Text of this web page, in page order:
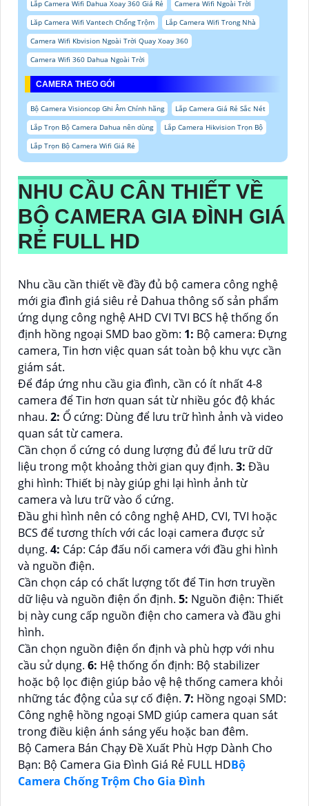
Lắp Camera Wifi Dahua Xoay 360 Giá Rẻ
Camera Wifi Ngoài Trời
Lăp Camera Wifi Vantech Chống Trộm
Lắp Camera Wifi Trong Nhà
Camera Wifi Kbvision Ngoài Trời Quay Xoay 360
Camera Wifi 360 Dahua Ngoài Trời
CAMERA THEO GÓI
Bộ Camera Visioncop Ghi Âm Chính hãng
Lắp Camera Giá Rẻ Sắc Nét
Lắp Trọn Bộ Camera Dahua nên dùng
Lắp Camera Hikvision Trọn Bộ
Lắp Trọn Bộ Camera Wifi Giá Rẻ
NHU CẦU CÂN THIẾT VỀ
BỘ CAMERA GIA ĐÌNH GIÁ
RẺ FULL HD
Nhu cầu cần thiết về đầy đủ bộ camera công nghệ
mới gia đình giá siêu rẻ Dahua thông số sản phẩm
ứng dụng công nghệ AHD CVI TVI BCS hệ thống ổn
định hồng ngoại SMD bao gồm: 1: Bộ camera: Đựng
camera, Tin hơn việc quan sát toàn bộ khu vực cần
giám sát.
Để đáp ứng nhu cầu gia đình, cần có ít nhất 4-8
camera để Tin hơn quan sát từ nhiều góc độ khác
nhau. 2: Ổ cứng: Dùng để lưu trữ hình ảnh và video
quan sát từ camera.
Cần chọn ổ cứng có dung lượng đủ để lưu trữ dữ
liệu trong một khoảng thời gian quy định. 3: Đầu
ghi hình: Thiết bị này giúp ghi lại hình ảnh từ
camera và lưu trữ vào ổ cứng.
Đầu ghi hình nên có công nghệ AHD, CVI, TVI hoặc
BCS để tương thích với các loại camera được sử
dụng. 4: Cáp: Cáp đấu nối camera với đầu ghi hình
và nguồn điện.
Cần chọn cáp có chất lượng tốt để Tin hơn truyền
dữ liệu và nguồn điện ổn định. 5: Nguồn điện: Thiết
bị này cung cấp nguồn điện cho camera và đầu ghi
hình.
Cần chọn nguồn điện ổn định và phù hợp với nhu
cầu sử dụng. 6: Hệ thống ổn định: Bộ stabilizer
hoặc bộ lọc điện giúp bảo vệ hệ thống camera khỏi
những tác động của sự cố điện. 7: Hồng ngoại SMD:
Công nghệ hồng ngoại SMD giúp camera quan sát
trong điều kiện ánh sáng yếu hoặc ban đêm.
Bộ Camera Bán Chạy Đề Xuất Phù Hợp Dành Cho
Bạn: Bộ Camera Gia Đình Giá Rẻ FULL HDBộ
Camera Chống Trộm Cho Gia Đình